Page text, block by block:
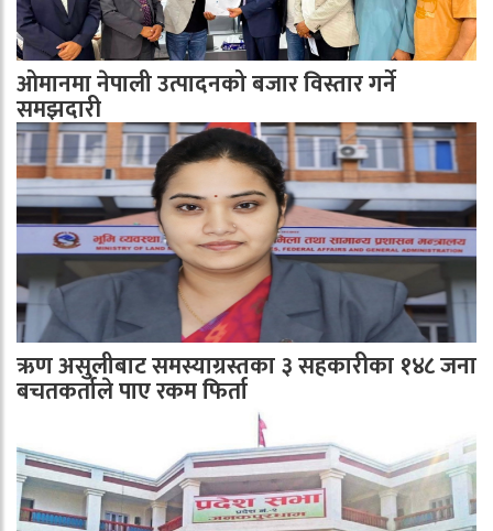
ओमानमा नेपाली उत्पादनको बजार विस्तार गर्ने
समझदारी
ऋण असुलीबाट समस्याग्रस्तका ३ सहकारीका १४८ जना
बचतकर्ताले पाए रकम फिर्ता